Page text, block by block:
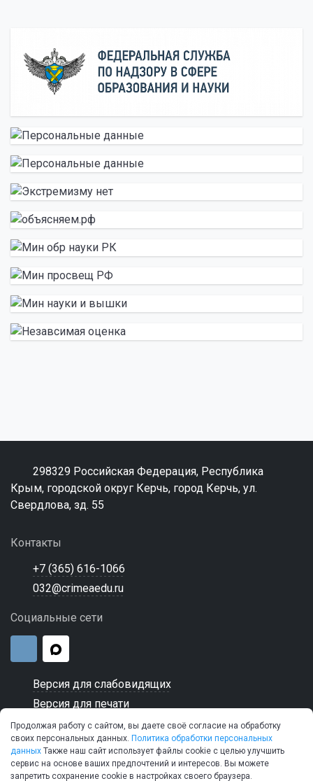
298329 Российская Федерация, Республика
Крым, городской округ Керчь, город Керчь, ул.
Свердлова, зд. 55
Контакты
+7 (365) 616-1066
032@crimeaedu.ru
Социальные сети
Версия для слабовидящих
Версия для печати
© 2026 ГБПОУ РК "Керченский морской технический
Продолжая работу с сайтом, вы даете своё согласие на обработку
своих персональных данных. Политика обработки персональных
данных Также наш сайт использует файлы cookie с целью улучшить
сервис на основе ваших предпочтений и интересов. Вы можете
запретить сохранение cookie в настройках своего браузера.